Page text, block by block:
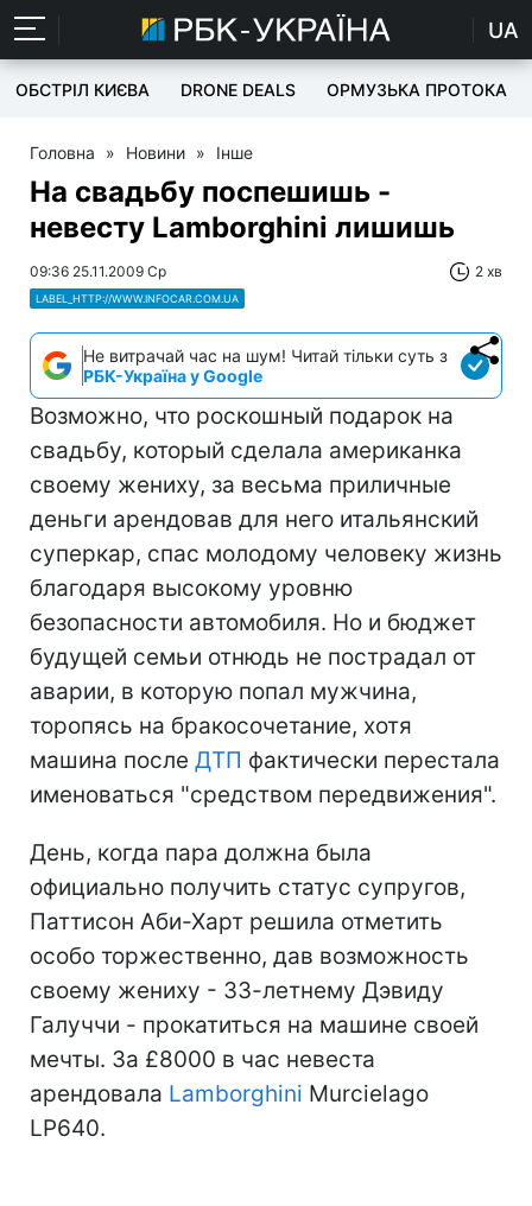
UA
ОБСТРІЛ КИЄВА DRONE DEALS ОРМУЗЬКА ПРОТОКА
Головна » Новини » Інше
На свадьбу поспешишь -
невесту Lamborghini лишишь
09:36 25.11.2009 Ср 2 хв
LABEL_HTTP://WWW.INFOCAR.COM.UA
Не витрачай час на шум! Читай тільки суть з
РБК-Україна у Google
Возможно, что роскошный подарок на
свадьбу, который сделала американка
своему жениху, за весьма приличные
деньги арендовав для него итальянский
суперкар, спас молодому человеку жизнь
благодаря высокому уровню
безопасности автомобиля. Но и бюджет
будущей семьи отнюдь не пострадал от
аварии, в которую попал мужчина,
торопясь на бракосочетание, хотя
машина после ДТП фактически перестала
именоваться "средством передвижения".
День, когда пара должна была
официально получить статус супругов,
Паттисон Аби-Харт решила отметить
особо торжественно, дав возможность
своему жениху - 33-летнему Дэвиду
Галуччи - прокатиться на машине своей
мечты. За £8000 в час невеста
арендовала Lamborghini Murcielago
LP640.